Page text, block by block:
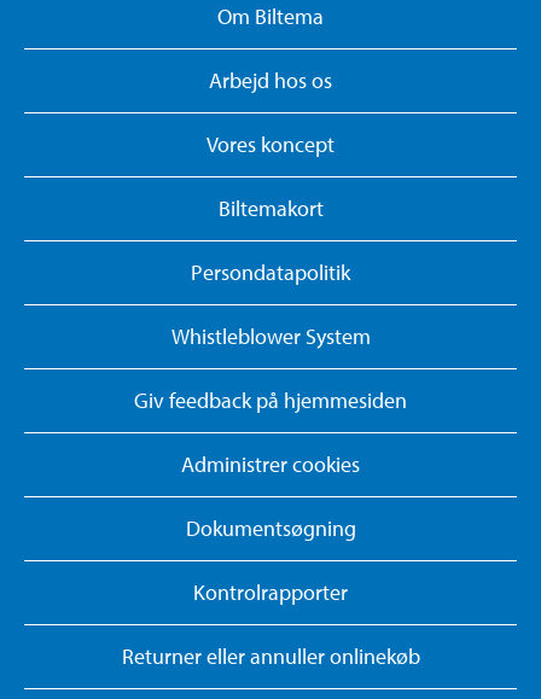
Om Biltema
Arbejd hos os
Vores koncept
Biltemakort
Persondatapolitik
Whistleblower System
Giv feedback på hjemmesiden
Administrer cookies
Dokumentsøgning
Kontrolrapporter
Returner eller annuller onlinekøb